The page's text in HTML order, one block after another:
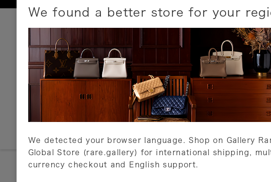
We found a better store for your
We detected your browser language. Shop on Gallery
Global Store (rare.gallery) for international shipping,
currency checkout and English support.
お支払いについて
以下のお支払方法が利用可能です。
クレジットカード
ショッピングローン
銀行振込・郵便振替
代金引換
Amazon Pay
PayPay
店頭支払い
詳しくはこちら
配送
配送業者
ご注文確
営業日以
が一出荷
詳しくは